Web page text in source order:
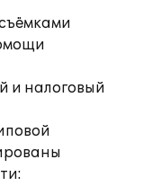
и налоговый